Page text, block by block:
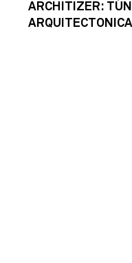
ARCHITIZER: